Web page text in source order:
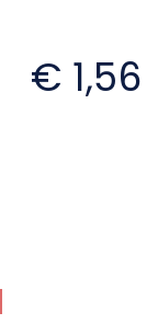
€ 1,56